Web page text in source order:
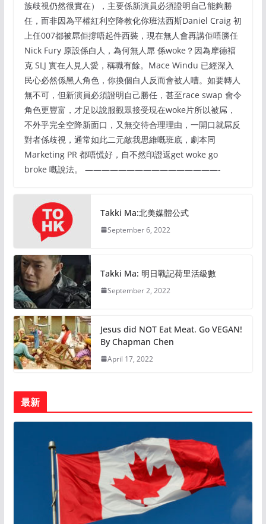
族歧視仍然很實在），主要係新演員必須證明自己能夠勝
任，而非因為平權紅利空降教化你班法西斯Daniel Craig 初
上任007都被屌佢撐唔起件西裝，現在無人會再講佢唔勝任
Nick Fury 原設係白人，為何無人屌 係woke？因為摩德褔
克 SLJ 實在人見人愛，稱職有餘。Mace Windu 已經深入
民心必然係黑人角色，你換個白人反而會被人嘈。如要轉人
無不可，但新演員必須證明自己勝任，甚至race swap 會令
角色更豐富，才足以說服觀眾接受現在woke片所以被屌，
不外乎完全空降新面口，又無交待合理理由，一開口就屌反
對者係歧視，通常如此二元敵我思維嘅班底，劇本同
Marketing PR 都唔慌好，自不然印證返get woke go
broke 嘅說法。 ————————————————-
Takki Ma:北美媒體公式
September 6, 2022
Takki Ma: 明日戰記荷里活級數
September 2, 2022
Jesus did NOT Eat Meat. Go VEGAN!
By Chapman Chen
April 17, 2022
最新